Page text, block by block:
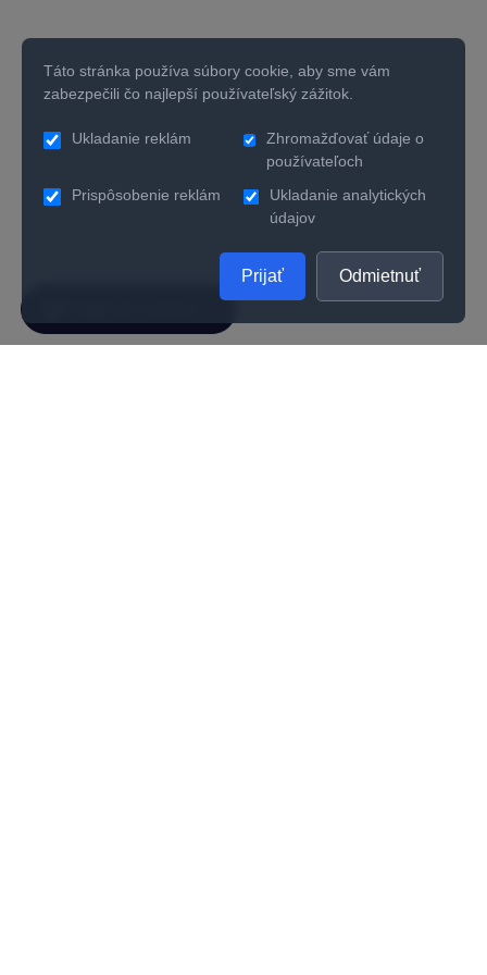
Táto stránka používa súbory cookie, aby sme vám
zabezpečili čo najlepší používateľský zážitok.
Ukladanie reklám
Zhromažďovať údaje o
používateľoch
Prispôsobenie reklám
Ukladanie analytických
údajov
Prijať Odmietnuť